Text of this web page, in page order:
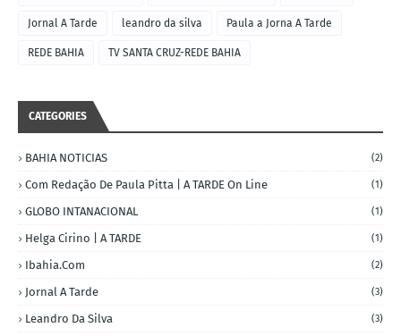
Jornal A Tarde leandro da silva Paula a Jorna A Tarde
REDE BAHIA TV SANTA CRUZ-REDE BAHIA
CATEGORIES
BAHIA NOTICIAS (2)
Com Redação De Paula Pitta | A TARDE On Line (1)
GLOBO INTANACIONAL (1)
Helga Cirino | A TARDE (1)
Ibahia.com (2)
Jornal A Tarde (3)
Leandro Da Silva (3)